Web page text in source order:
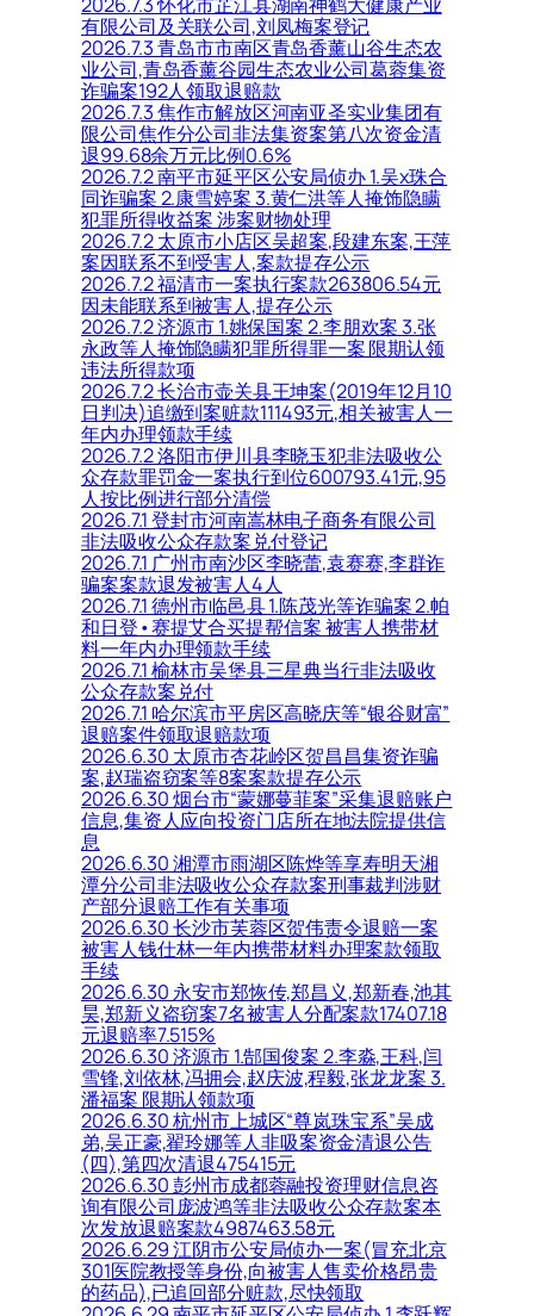
有限公司及关联公司,刘凤梅案登记
2026.7.3 青岛市市南区青岛香薰山谷生态农
业公司,青岛香薰谷园生态农业公司葛蓉集资
诈骗案192人领取退赔款
2026.7.3 焦作市解放区河南亚圣实业集团有
限公司焦作分公司非法集资案第八次资金清
退99.68余万元比例0.6%
2026.7.2 南平市延平区公安局侦办 1.吴x珠合
同诈骗案 2.康雪婷案 3.黄仁洪等人掩饰隐瞒
犯罪所得收益案 涉案财物处理
2026.7.2 太原市小店区吴超案,段建东案,王萍
案因联系不到受害人,案款提存公示
2026.7.2 福清市一案执行案款263806.54元
因未能联系到被害人,提存公示
2026.7.2 济源市 1.姚保国案 2.李朋欢案 3.张
永政等人掩饰隐瞒犯罪所得罪一案 限期认领
违法所得款项
2026.7.2 长治市壶关县王坤案(2019年12月10
日判决)追缴到案赃款111493元,相关被害人一
年内办理领款手续
2026.7.2 洛阳市伊川县李晓玉犯非法吸收公
众存款罪罚金一案执行到位600793.41元,95
人按比例进行部分清偿
2026.7.1 登封市河南嵩林电子商务有限公司
非法吸收公众存款案兑付登记
2026.7.1 广州市南沙区李晓蕾,袁赛赛,李群诈
骗案案款退发被害人4人
2026.7.1 德州市临邑县 1.陈茂光等诈骗案 2.帕
和日登•赛提艾合买提帮信案 被害人携带材
料一年内办理领款手续
2026.7.1 榆林市吴堡县三星典当行非法吸收
公众存款案兑付
2026.7.1 哈尔滨市平房区高晓庆等“银谷财富”
退赔案件领取退赔款项
2026.6.30 太原市杏花岭区贺昌昌集资诈骗
案,赵瑞盗窃案等8案案款提存公示
2026.6.30 烟台市“蒙娜蔓菲案”采集退赔账户
信息,集资人应向投资门店所在地法院提供信
息
2026.6.30 湘潭市雨湖区陈烨等享寿明天湘
潭分公司非法吸收公众存款案刑事裁判涉财
产部分退赔工作有关事项
2026.6.30 长沙市芙蓉区贺伟责令退赔一案
被害人钱仕林一年内携带材料办理案款领取
手续
2026.6.30 永安市郑恢传,郑昌义,郑新春,池其
昊,郑新义盗窃案7名被害人分配案款17407.18
元退赔率7.515%
2026.6.30 济源市 1.郜国俊案 2.李淼,王科,闫
雪锋,刘依林,冯拥会,赵庆波,程毅,张龙龙案 3.
潘福案 限期认领款项
2026.6.30 杭州市上城区“尊岚珠宝系”吴成
弟,吴正豪,翟玲娜等人非吸案资金清退公告
(四),第四次清退475415元
2026.6.30 彭州市成都蓉融投资理财信息咨
询有限公司庞波鸿等非法吸收公众存款案本
次发放退赔案款4987463.58元
2026.6.29 江阴市公安局侦办一案(冒充北京
301医院教授等身份,向被害人售卖价格昂贵
的药品),已追回部分赃款,尽快领取